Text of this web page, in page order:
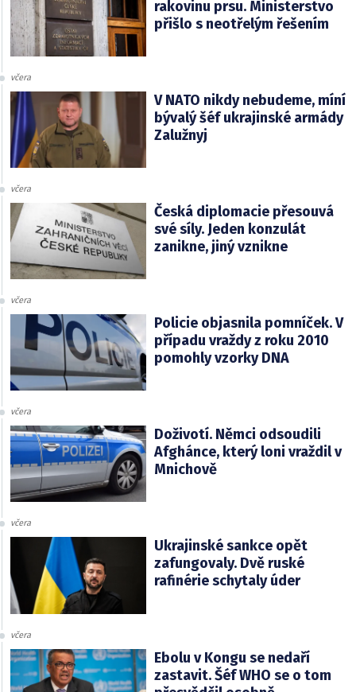
rakovinu prsu. Ministerstvo
přišlo s neotřelým řešením
včera
V NATO nikdy nebudeme, míní
bývalý šéf ukrajinské armády
Zalužnyj
včera
Česká diplomacie přesouvá
své síly. Jeden konzulát
zanikne, jiný vznikne
včera
Policie objasnila pomníček. V
případu vraždy z roku 2010
pomohly vzorky DNA
včera
Doživotí. Němci odsoudili
Afghánce, který loni vraždil v
Mnichově
včera
Ukrajinské sankce opět
zafungovaly. Dvě ruské
rafinérie schytaly úder
včera
Ebolu v Kongu se nedaří
zastavit. Šéf WHO se o tom